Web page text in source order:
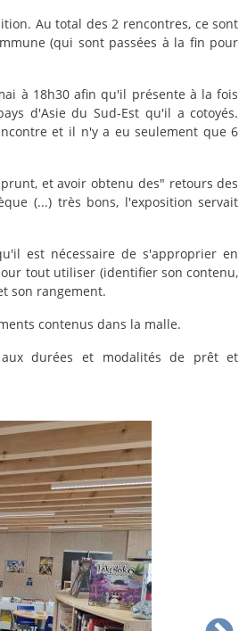
Au total des 2 rencontres, ce sont
(qui sont passées à la fin pour
à 18h30 afin qu'il présente à la fois
d'Asie du Sud-Est qu'il a cotoyés.
et il n'y a eu seulement que 6
et avoir obtenu des" retours des
(...) très bons, l'exposition servait
est nécessaire de s'approprier en
tout utiliser (identifier son contenu,
son rangement.
contenus dans la malle.
durées et modalités de prêt et